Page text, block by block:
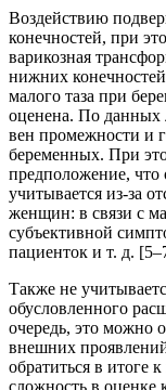
Воздействию
конечностей, при
варикозная
нижних
малого таза при
оценена. По данных
вен промежности и
беременных. При
предположение, что
учитывается из-за
женщин: в связи с
субъективной
пациенток и т. д.
Также не
обусловленного
очередь, это можно
внешних
обратиться в итоге
сложность в оценке